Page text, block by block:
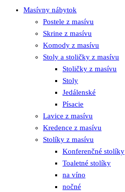
Masívny nábytok
Postele z masívu
Skrine z masívu
Komody z masívu
Stoly a stoličky z masívu
Stoličky z masívu
Stoly
Jedálenské
Písacie
Lavice z masívu
Kredence z masívu
Stolíky z masívu
Konferenčné stolíky
Toaletné stolíky
na víno
nočné